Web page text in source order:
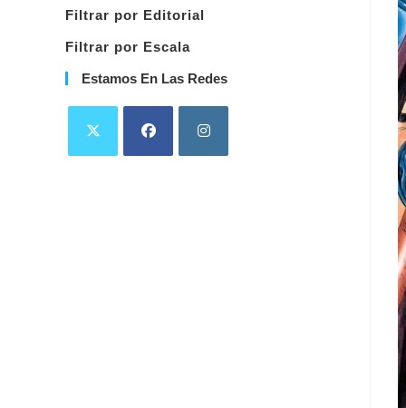
Filtrar por Editorial
Filtrar por Escala
Estamos En Las Redes